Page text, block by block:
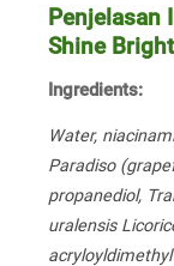
Penjelasan
Shine
Ingredients:
Water,
Paradiso
propanediol,
uralensis